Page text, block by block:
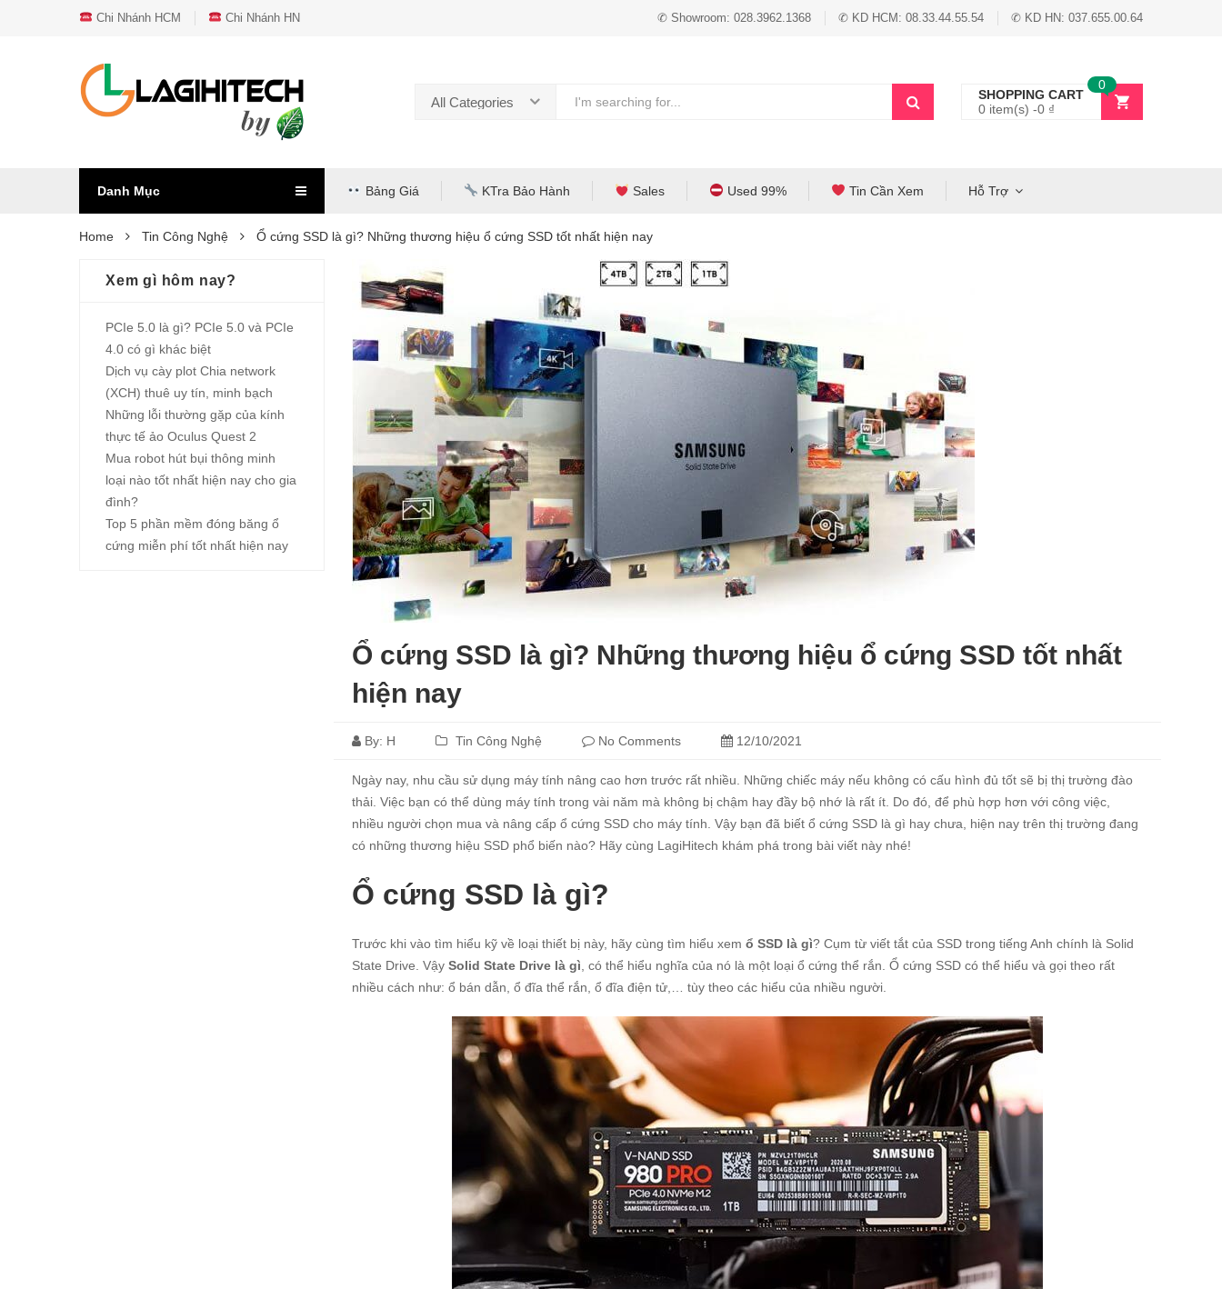
Chi Nhánh HCM Chi Nhánh HN ✆ Showroom: 028.3962.1368 ✆ KD HCM: 08.33.44.55.54 ✆ KD HN: 037.655.00.64
All Categories
SHOPPING CART
0 item(s) -0 ₫
0
Danh Mục Bảng Giá KTra Bảo Hành Sales Used 99% Tin Cần Xem Hỗ Trợ
Home Tin Công Nghệ Ổ cứng SSD là gì? Những thương hiệu ổ cứng SSD tốt nhất hiện nay
Ổ cứng SSD là gì? Những thương hiệu ổ cứng SSD tốt nhất
hiện nay
By: H Tin Công Nghệ No Comments 12/10/2021
Ngày nay, nhu cầu sử dụng máy tính nâng cao hơn trước rất nhiều. Những chiếc máy nếu không có cấu hình đủ tốt sẽ bị thị trường đào
thải. Việc bạn có thể dùng máy tính trong vài năm mà không bị chậm hay đầy bộ nhớ là rất ít. Do đó, để phù hợp hơn với công việc,
nhiều người chọn mua và nâng cấp ổ cứng SSD cho máy tính. Vậy bạn đã biết ổ cứng SSD là gì hay chưa, hiện nay trên thị trường đang
có những thương hiệu SSD phổ biến nào? Hãy cùng LagiHitech khám phá trong bài viết này nhé!
Ổ cứng SSD là gì?
Trước khi vào tìm hiểu kỹ về loại thiết bị này, hãy cùng tìm hiểu xem ổ SSD là gì? Cụm từ viết tắt của SSD trong tiếng Anh chính là Solid
State Drive. Vậy Solid State Drive là gì , có thể hiểu nghĩa của nó là một loại ổ cứng thể rắn. Ổ cứng SSD có thể hiểu và gọi theo rất
nhiều cách như: ổ bán dẫn, ổ đĩa thể rắn, ổ đĩa điện tử,… tùy theo các hiểu của nhiều người.
Xem gì hôm nay?
PCIe 5.0 là gì? PCIe 5.0 và PCIe
4.0 có gì khác biệt
Dịch vụ cày plot Chia network
(XCH) thuê uy tín, minh bạch
Những lỗi thường gặp của kính
thực tế ảo Oculus Quest 2
Mua robot hút bụi thông minh
loại nào tốt nhất hiện nay cho gia
đình?
Top 5 phần mềm đóng băng ổ
cứng miễn phí tốt nhất hiện nay